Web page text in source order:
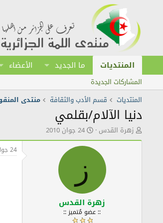
المنتديات ما الجديد الأعضاء
المشاركات الجديدة
المنتديات
قسم الأدب والثقافة منتدى
دنيا الآلام/بقلمي
ك
ا
زهرة القدس ت
ا
ر
خ
ا
ل
ن
ش
ر
24 جوان 2010
ز
زهرة القدس
:: عضو مُتميز ::
24 جوان 2010